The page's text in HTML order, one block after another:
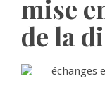
mise
de la